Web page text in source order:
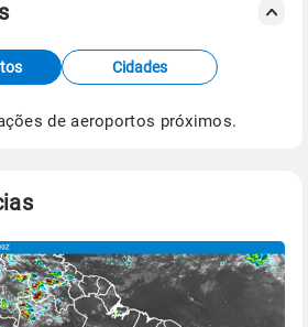
de estações
do Centro de Previsão
Climáticos (CPTEC).
Cidades
de aeroportos próximos.